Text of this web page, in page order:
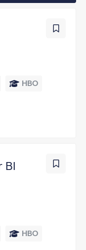
HBO
BI
HBO